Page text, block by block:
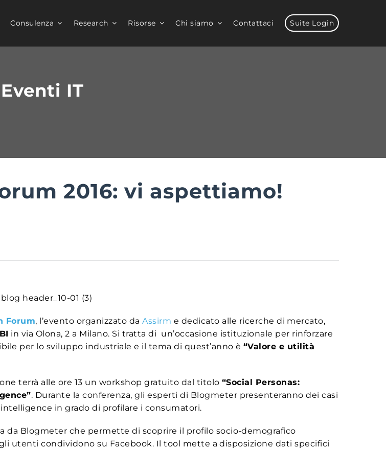
Consulenza Research Risorse Chi siamo Contattaci Suite Login
Eventi IT
2016: vi aspettiamo!
Forum, l’evento organizzato daAssirm e dedicato alle ricerche di mercato,
in via Olona, 2 a Milano. Si tratta di un’occasione istituzionale per rinforzare
per lo sviluppo industriale e il tema di quest’anno è “Valore e utilità
terrà alle ore 13 un workshop gratuito dal titolo “Social Personas:
. Durante la conferenza, gli esperti di Blogmeter presenteranno dei casi
in grado di profilare i consumatori.
da Blogmeter che permette di scoprire il profilo socio-demografico
utenti condividono su Facebook. Il tool mette a disposizione dati specifici